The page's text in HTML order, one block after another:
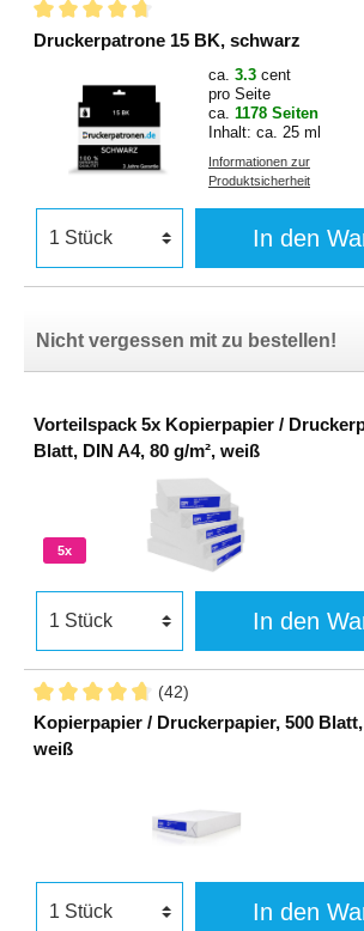
Druckerpatrone 15 BK, schwarz
ca. 3.3 cent
pro Seite
ca. 1178 Seiten
Inhalt: ca. 25 ml
Informationen zur
Produktsicherheit
In den
Nicht vergessen mit zu bestellen!
Vorteilspack 5x Kopierpapier /
Blatt, DIN A4, 80 g/m², weiß
5x
In den
(42)
Kopierpapier / Druckerpapier, 500 Blatt,
weiß
In den